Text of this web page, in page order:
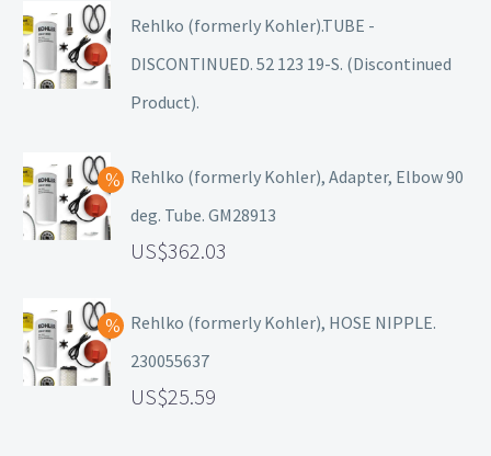
Rehlko (formerly Kohler).TUBE -
DISCONTINUED. 52 123 19-S. (Discontinued
Product).
Rehlko (formerly Kohler), Adapter, Elbow 90
deg. Tube. GM28913
362.03
Rehlko (formerly Kohler), HOSE NIPPLE.
230055637
25.59